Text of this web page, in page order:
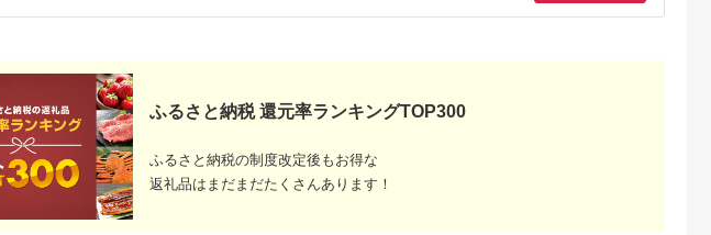
税
佐賀県 伊万里市
【ふるさと納税】
【A5〜A4】佐賀牛ロ
ースステーキ
200g（200g×1枚）
125-J499
5.0
寄付金額:16,000円
ス
焼き用
寄付金額: 18,000円
税
牛特選ロースすきやき
牛肉 田村牛 黒毛和牛
ロースすきやき すき
寄付金額:54,000
ロース)600g[国産 松
ふるさと納税 還元率ランキングTOP300
ふるさと納税の制度改定後もお得な
返礼品はまだまだたくさんあります！